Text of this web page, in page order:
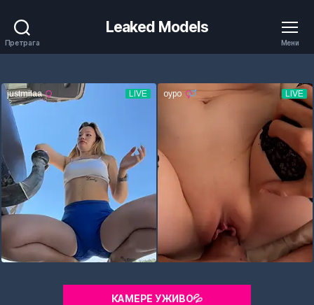
Претрага
Leaked Models
Мени
КАМЕРЕ УЖИВО💦